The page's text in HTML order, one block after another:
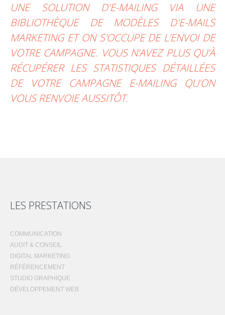
UNE SOLUTION D'E-MAILING VIA UNE
BIBLIOTHÈQUE DE MODÈLES D'E-MAILS
MARKETING ET ON S’OCCUPE DE L’ENVOI DE
VOTRE CAMPAGNE. VOUS N’AVEZ PLUS QU’À
RÉCUPÉRER LES STATISTIQUES DÉTAILLÉES
DE VOTRE CAMPAGNE E-MAILING QU’ON
VOUS RENVOIE AUSSITÔT.
LES PRESTATIONS
COMMUNICATION
AUDIT & CONSEIL
DIGITAL MARKETING
RÉFÉRENCEMENT
STUDIO GRAPHIQUE
DÉVELOPPEMENT WEB